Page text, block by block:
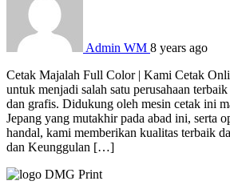
Admin WM 8 years ago
Cetak Majalah Full Color | Kami Cetak
untuk menjadi salah satu perusahaan
dan grafis. Didukung oleh mesin cetak ini
Jepang yang mutakhir pada abad ini, serta
handal, kami memberikan kualitas terbaik
dan Keunggulan […]